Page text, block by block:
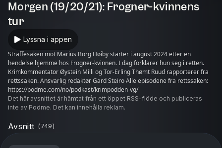
Morgen (19/20/21): Frogner-kvinnens
tur
Lyssna i appen
Straffesaken mot Marius Borg Høiby starter i august 2024 etter en
hendelse hjemme hos Frogner-kvinnen. I dag forklarer hun seg i retten.
Krimkommentator Øystein Milli og Tor-Erling Thømt Ruud rapporterer fra
rettssaken. Ansvarlig redaktør Gard Steiro Alle episodene fra rettssaken:
https://podme.com/no/podkast/krimpodden-vg/
Det här avsnittet är hämtat från ett öppet RSS-flöde och publiceras
inte av Podme. Det kan innehålla reklam.
Avsnitt (749)